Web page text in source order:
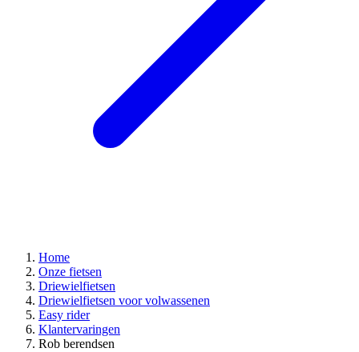
Home
Onze fietsen
Driewielfietsen
Driewielfietsen voor volwassenen
Easy rider
Klantervaringen
Rob berendsen